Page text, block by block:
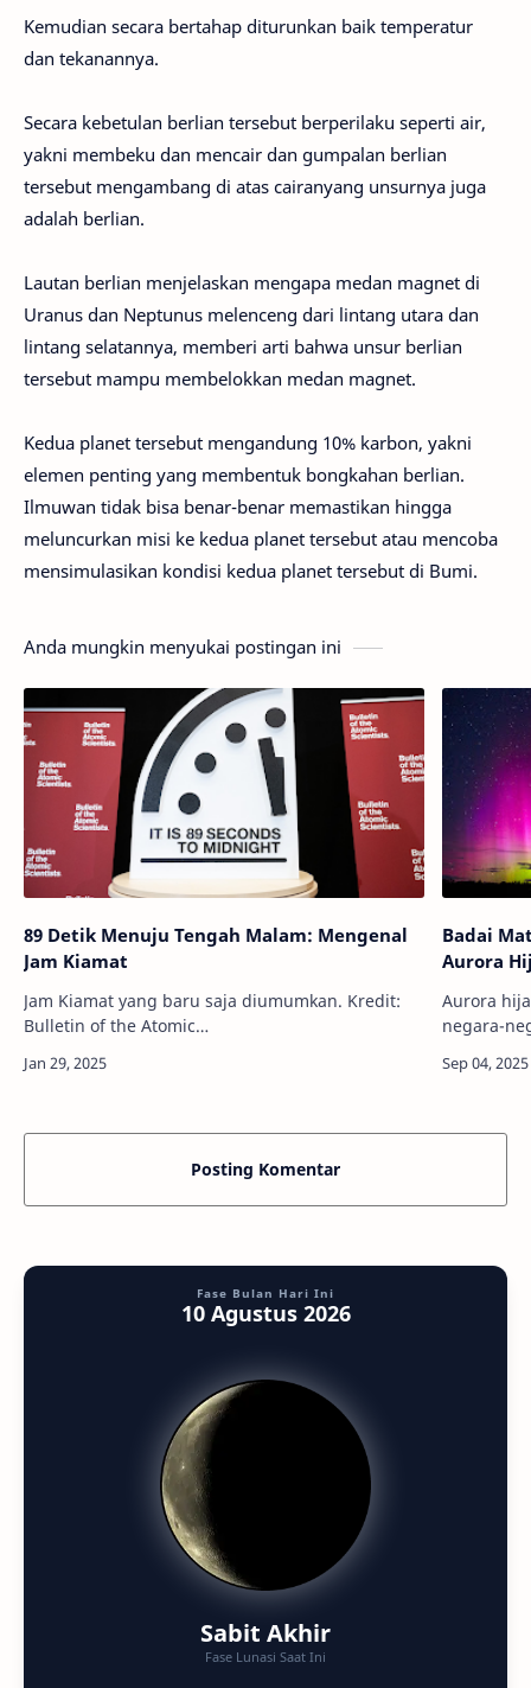
Kemudian secara bertahap diturunkan baik temperatur
dan tekanannya.
Secara kebetulan berlian tersebut berperilaku seperti air,
yakni membeku dan mencair dan gumpalan berlian
tersebut mengambang di atas cairanyang unsurnya juga
adalah berlian.
Lautan berlian menjelaskan mengapa medan magnet di
Uranus dan Neptunus melenceng dari lintang utara dan
lintang selatannya, memberi arti bahwa unsur berlian
tersebut mampu membelokkan medan magnet.
Kedua planet tersebut mengandung 10% karbon, yakni
elemen penting yang membentuk bongkahan berlian.
Ilmuwan tidak bisa benar-benar memastikan hingga
meluncurkan misi ke kedua planet tersebut atau mencoba
mensimulasikan kondisi kedua planet tersebut di Bumi.
Anda mungkin menyukai postingan ini
89 Detik Menuju Tengah Malam: Mengenal
Jam Kiamat
Jam Kiamat yang baru saja diumumkan. Kredit:
Bulletin of the Atomic
delapan tahun lalu, para ilmuwan menciptakan
Badai
Aurora
Aurora
negara-
Posting Komentar
Fase Bulan Hari Ini
10 Agustus 2026
Sabit Akhir
Fase Lunasi Saat Ini